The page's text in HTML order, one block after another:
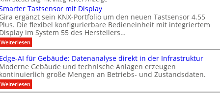
n
M
a
r
k
e
t
n
e
r
b
e
i
M
D
T
ü
h
e
s
t
e
r
k
e
a
e
r
ö
f
n
e
t
n
c
h
e
r
h
e
i
t
s
e
x
p
o
M
Tastsensor mit Display
ergänzt sein KNX-Portfolio um den neuen Tastsensor 4.55
Die flexibel konfigurierbare Bedieneinheit mit integriertem
im System 55 des Herstellers…
Weiterlesen:
S
m
a
r
t
r
AI für Gebäude: Datenanalyse direkt in der Infrastruktur
Gebäude und technische Anlagen erzeugen
große Mengen an Betriebs- und Zustandsdaten.
Weiterlesen:
E